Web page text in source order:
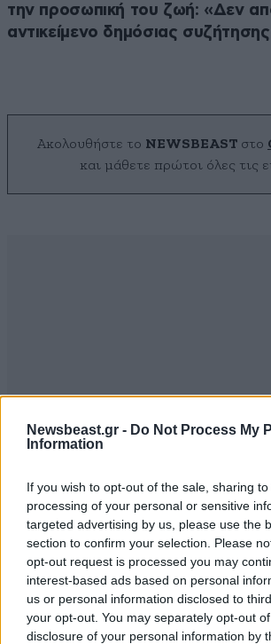
Newsbeast.gr - Do Not Process My
Information
If you wish to opt-out of the sale, sharing
processing of your personal or sensitive
targeted advertising by us, please use the
section to confirm your selection. Please
opt-out request is processed you may
interest-based ads based on personal
us or personal information disclosed to
your opt-out. You may separately opt-out
disclosure of your personal information by
την προσωπική του ζωή: «Δεν
αντικείμενο δημόσιας
Ακολουθήστε το NEWSBEAST στο
και μάθετε πρώτοι όλες τις
ΣΧΌΛΙΑ
ΠΡΟΣΘΕΣΤΕ ΤΟ ΣΧΟΛΙΟ ΣΑΣ